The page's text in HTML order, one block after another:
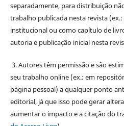
separadamente, para distribuição
trabalho publicada nesta revista
institucional ou como capítulo de
autoria e publicação inicial nesta
3. Autores têm permissão e são
seu trabalho online (ex.: em
página pessoal) a qualquer ponto
editorial, já que isso pode gerar
aumentar o impacto e a citação do